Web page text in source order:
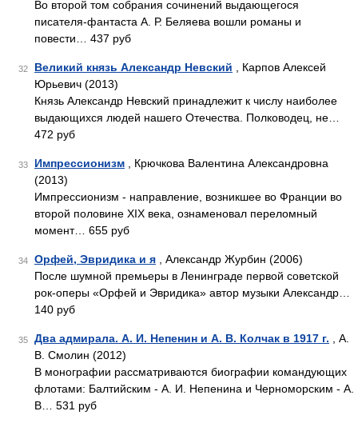
Во второй том собрания сочинений выдающегося
писателя-фантаста А. Р. Беляева вошли романы и
повести… 437 руб
32 Великий князь Александр Невский , Карпов Алексей
Юрьевич (2013)
Князь Александр Невский принадлежит к числу наиболее
выдающихся людей нашего Отечества. Полководец, не…
472 руб
33 Импрессионизм , Крючкова Валентина Александровна
(2013)
Импрессионизм - направление, возникшее во Франции во
второй половине XIX века, ознаменовал переломный
момент… 655 руб
34 Орфей, Эвридика и я , Александр Журбин (2006)
После шумной премьеры в Ленинграде первой советской
рок-оперы «Орфей и Эвридика» автор музыки Александр…
140 руб
35 Два адмирала. А. И. Непенин и А. В. Колчак в 1917 г. , А.
В. Смолин (2012)
В монографии рассматриваются биографии командующих
флотами: Балтийским - А. И. Непенина и Черноморским - А.
В… 531 руб